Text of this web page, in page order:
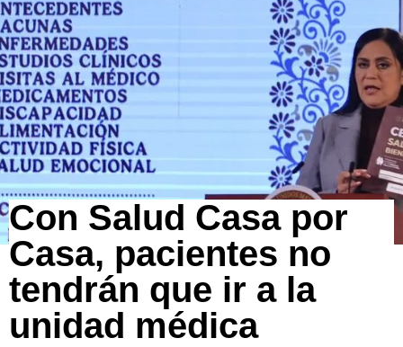
Con Salud Casa por
Casa, pacientes no
tendrán que ir a la
unidad médica